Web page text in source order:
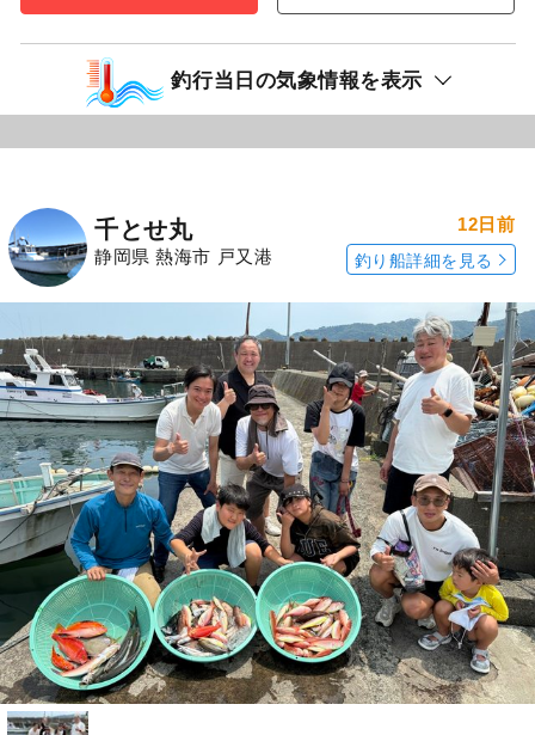
釣行当日の気象情報を表示
千とせ丸
静岡県 熱海市 戸又港
12日前
釣り船詳細を見る